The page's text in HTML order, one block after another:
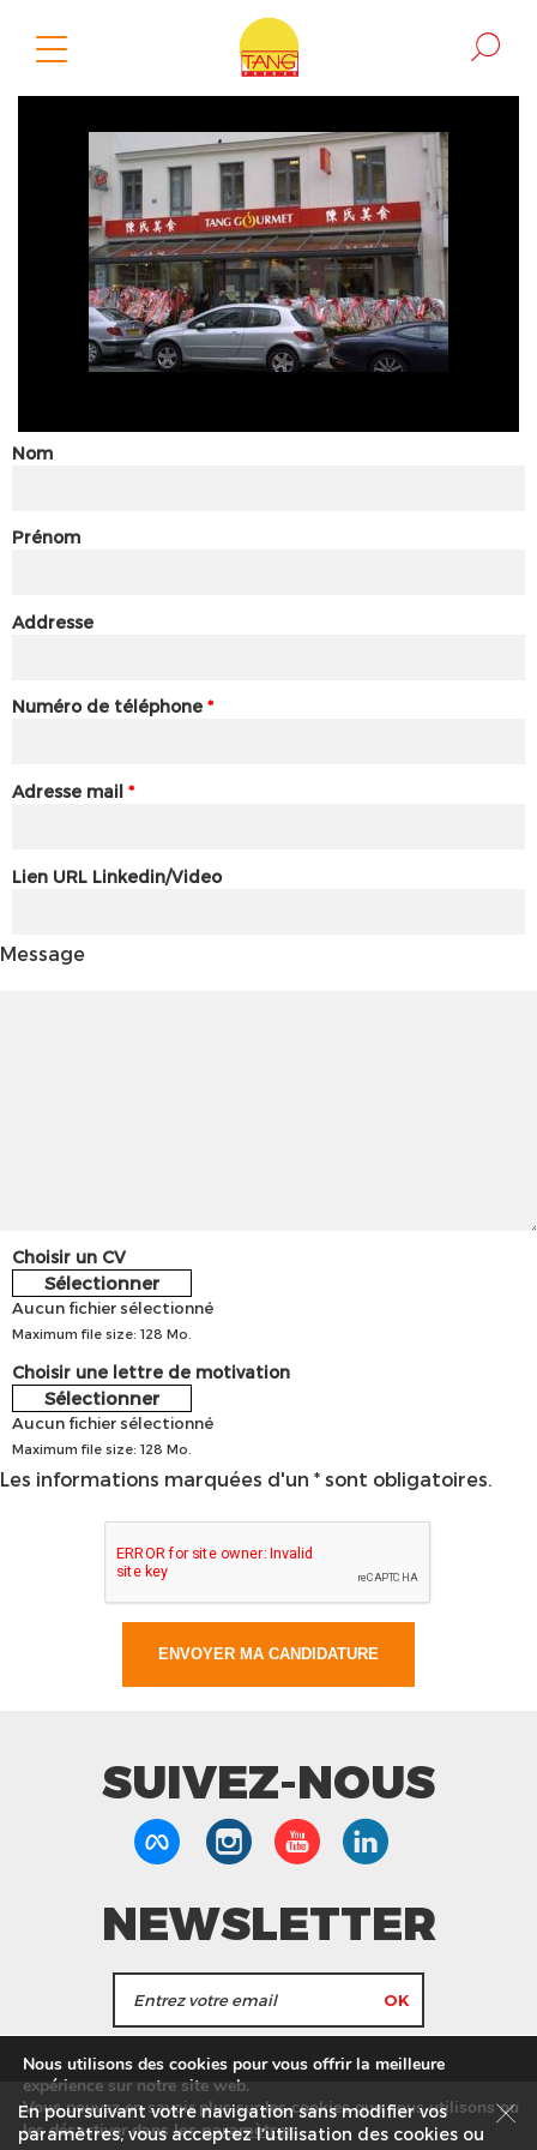
Nom
Prénom
Addresse
Numéro de téléphone *
Adresse mail *
Lien URL Linkedin/Video
Message
Choisir un CV
Sélectionner
Aucun fichier sélectionné
Maximum file size: 128 Mo.
Choisir une lettre de motivation
Sélectionner
Aucun fichier sélectionné
Maximum file size: 128 Mo.
Les informations marquées d'un * sont obligatoires.
SUIVEZ-NOUS
NEWSLETTER
informations de Tang Frères.
Nos Magasins Service commercial
Recrutement
En poursuivant votre navigation sans modifier vos
paramètres, vous acceptez l’utilisation des cookies ou
Nous utilisons des cookies pour vous offrir la meilleure
expérience sur notre site web.
Vous pouvez en savoir plus sur les cookies que nous utilisons ou
les désactiver dans lesparamètres.